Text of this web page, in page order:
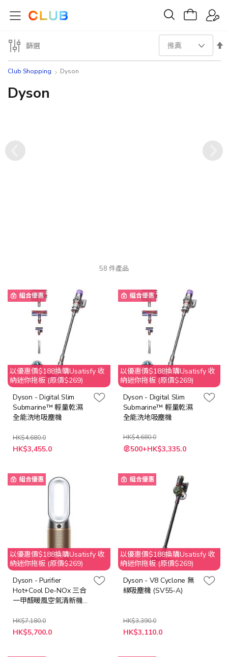
Club Shopping Dyson
Dyson
58 件產品
設
組合優惠
以優惠價$188換購Usatisfy 收
納迷你拖板 (原價$269)
Dyson - Digital Slim
Submarine™ 輕量乾濕
全能洗地吸塵機
HK$4,680.0
特
殊
HK$3,455.0
組合優惠
以優惠價$188換購Usatisfy 收
納迷你拖板 (原價$269)
Dyson - Digital Slim
Submarine™ 輕量乾濕
全能洗地吸塵機
HK$4,680.0
特
殊 500+HK$3,335.0
組合優惠
以優惠價$188換購Usatisfy 收
納迷你拖板 (原價$269)
Dyson - Purifier
Hot+Cool De-NOx 三合
一甲醛暖風空氣清新機
HK$7,180.0
特
殊
HK$5,700.0
組合優惠
以優惠價$188換購Usatisfy 收
納迷你拖板 (原價$269)
Dyson - V8 Cyclone 無
線吸塵機 (SV55-A)
HK$3,390.0
特
殊
HK$3,110.0
篩選